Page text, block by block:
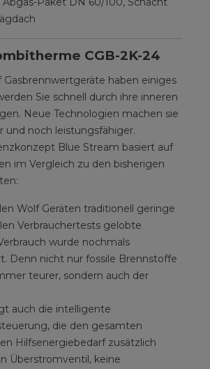
CGB-2K-24
Gasbrennwertgeräte haben einiges
Sie schnell durch ihre inneren
Neue Technologien machen sie
und noch leistungsfähiger.
Blue Stream basiert auf
im Vergleich zu den bisherigen
Wolf Geräten traditionell geringe
Verbrauchertests gelobte
wurde nochmals
Denn nicht nur fossile Brennstoffe
teurer, sondern auch der
auch die intelligente
die den gesamten
Hilfsenergiebedarf zusätzlich
Überstromventil, keine